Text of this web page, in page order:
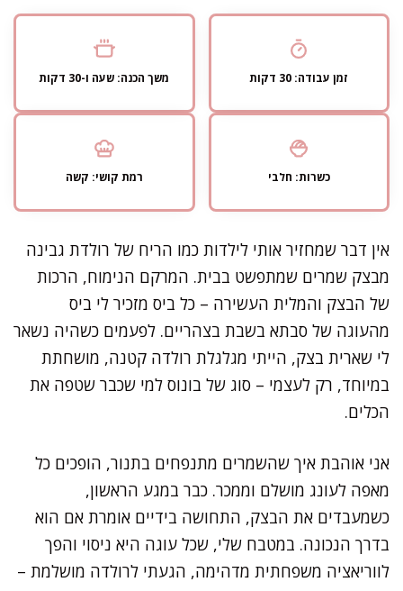
זמן עבודה: 30 דקות משך הכנה: שעה ו-30 דקות
כשרות: חלבי רמת קושי: קשה
אין דבר שמחזיר אותי לילדות כמו הריח של רולדת גבינה
מבצק שמרים שמתפשט בבית. המרקם הנימוח, הרכות
של הבצק והמלית העשירה – כל ביס מזכיר לי ביס
מהעוגה של סבתא בשבת בצהריים. לפעמים כשהיה נשאר
לי שארית בצק, הייתי מגלגלת רולדה קטנה, מושחתת
במיוחד, רק לעצמי – סוג של בונוס למי שכבר שטפה את
הכלים.
אני אוהבת איך שהשמרים מתנפחים בתנור, הופכים כל
מאפה לעונג מושלם וממכר. כבר במגע הראשון,
כשמעבדים את הבצק, התחושה בידיים אומרת אם הוא
בדרך הנכונה. במטבח שלי, שכל עוגה היא ניסוי והפך
לווריאציה משפחתית מדהימה, הגעתי לרולדה מושלמת –